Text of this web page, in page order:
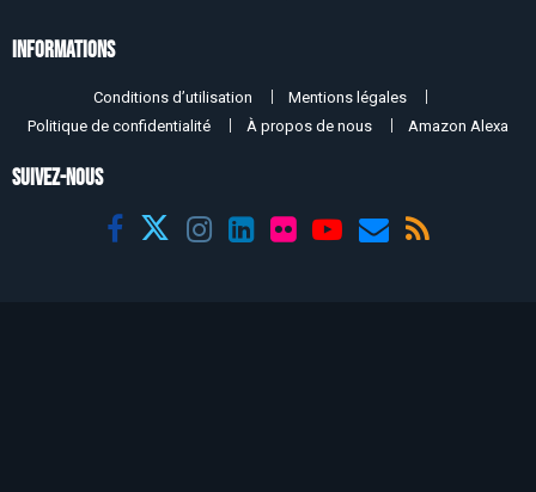
Informations
Conditions d’utilisation
Mentions légales
Politique de confidentialité
À propos de nous Amazon Alexa
SUIVEZ-NOUS